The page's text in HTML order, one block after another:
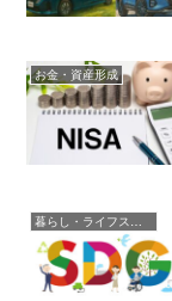
お金・資産形成
暮らし・ライフスタイル